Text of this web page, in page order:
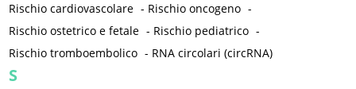
Rischio cardiovascolare - Rischio oncogeno -
Rischio ostetrico e fetale - Rischio pediatrico -
Rischio tromboembolico - RNA circolari (circRNA)
S